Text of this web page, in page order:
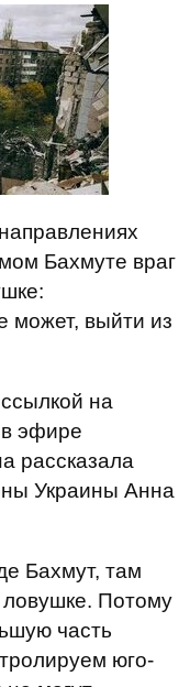
Бахмуте враг
может, выйти из
на
эфире
рассказала
Украины Анна
Бахмут, там
ловушке. Потому
часть
юго-